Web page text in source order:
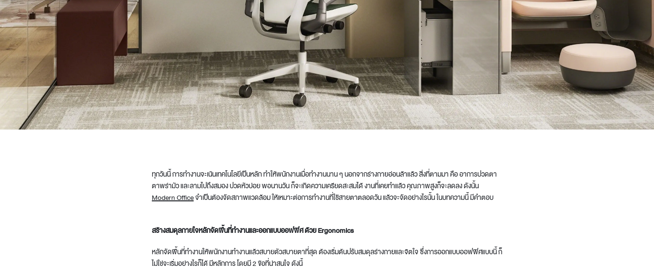
Hardware & Fitting
Furniture Fitting
Architectural Hardware
Surfacing and Flooring Material
Fire-rated & Decorative Doors
Elevator Decoration
Higold
Kitchen Tall Unit Basket
Kitchen Pull Out Basket
Kitchen Corner Basket
Kitchen Wall Cabinet
Kitchen Base Unit Basket
Kitchen Accessories
View More Collection
ทุกวันนี้ การทำงานจะเน้นเทคโนโลยีเป็นหลัก ทำให้พนักงานเมื่อทำงานนาน ๆ นอกจากร่างกายอ่อนล้าแล้ว สิ่งที่ตามมา คือ อาการปวดตา
ตาพร่ามัว และลามไปถึงสมอง ปวดหัวบ่อย พอนานวัน ก็จะเกิดความเครียดสะสมได้ งานที่เคยทำแล้ว คุณภาพสูงก็จะลดลง ดังนั้น
Modern Officeจำเป็นต้องจัดสภาพแวดล้อม ให้เหมาะต่อการทำงานที่ใช้สายตาตลอดวัน แล้วจะจัดอย่างไรนั้น ในบทความนี้ มีคำตอบ
สร้างสมดุลกายใจหลักจัดพื้นที่ทำงานและออกแบบออฟฟิศ ด้วย Ergonomics
หลักจัดพื้นที่ทำงานให้พนักงานทำงานแล้วสบายตัวสบายตาที่สุด ต้องเริ่มต้นปรับสมดุลร่างกายและจิตใจ ซึ่งการออกแบบออฟฟิศแบบนี้ ก็
ไม่ใช่จะเริ่มอย่างไรก็ได้ มีหลักการ โดยมี 2 ข้อที่น่าสนใจ ดังนี้